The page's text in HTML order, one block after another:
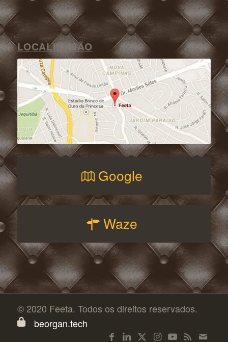
LOCALIZAÇÃO
Google
Waze
© 2020 Feeta. Todos os direitos reservados.
beorgan.tech